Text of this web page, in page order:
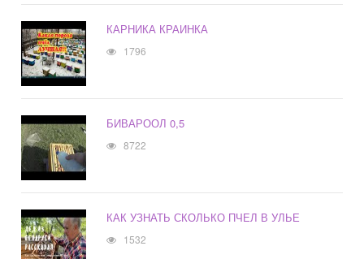
КАРНИКА КРАИНКА
1796
БИВАРООЛ 0,5
8722
КАК УЗНАТЬ СКОЛЬКО ПЧЕЛ В УЛЬЕ
1532